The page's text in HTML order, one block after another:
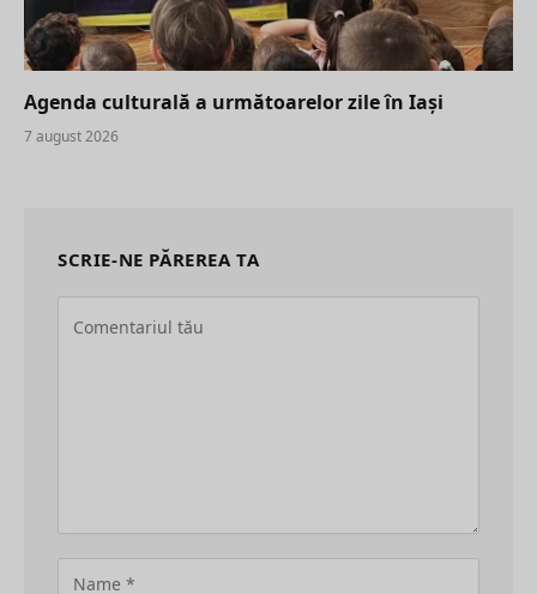
Agenda culturală a următoarelor zile în Iași
7 august 2026
SCRIE-NE PĂREREA TA